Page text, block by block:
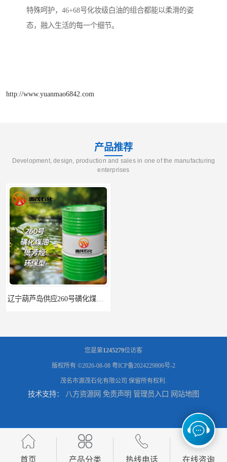
特殊呵护，46+68号化妆级白油的组合都能以柔滑的姿
态，融入生活的每一个细节。
http://www.yuanmao6842.com
产品推荐
Development, design, production and sales in one of the manufacturing
enterprises
您是第1245279位访客
版权所有 ©2026-08-08 粤ICP备2024229806号-2
茂名市源茂石化有限公司 保留所有权利.
技术支持： 八方资源网 免责声明 管理员入口 网站地图
首页 产品分类 热线电话 在线咨询